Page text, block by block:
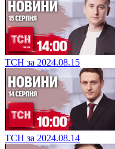
ТСН за 2024.08.15
ТСН за 2024.08.14